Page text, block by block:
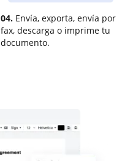
04. Envía, exporta, envía por
fax, descarga o imprime tu
documento.